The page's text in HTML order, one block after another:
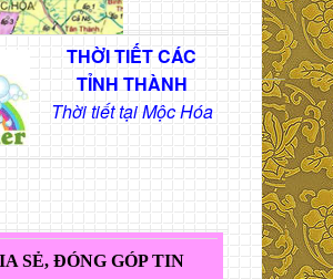
THỜI TIẾT CÁC
TỈNH THÀNH
Thời tiết tại Mộc Hóa
SẺ, ĐÓNG GÓP TIN